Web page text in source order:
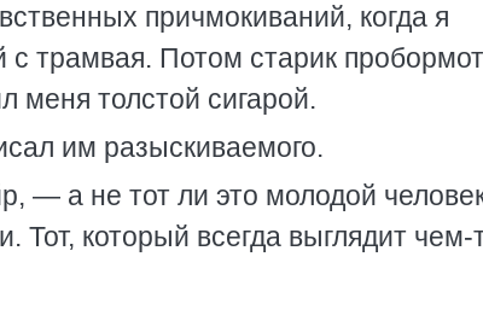
причмокиваний, когда я
трамвая. Потом старик
меня толстой сигарой.
им разыскиваемого.
— а не тот ли это молодой
который всегда выглядит чем-